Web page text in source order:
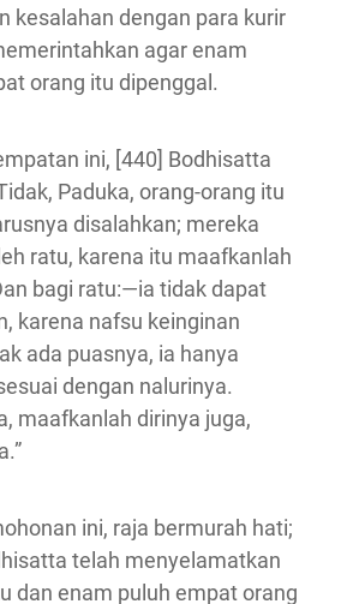
kesalahan dengan para kurir
agar enam
orang itu dipenggal.
ini, [440] Bodhisatta
Paduka, orang-orang itu
disalahkan; mereka
ratu, karena itu maafkanlah
bagi ratu:—ia tidak dapat
karena nafsu keinginan
ada puasnya, ia hanya
dengan nalurinya.
maafkanlah dirinya juga,
ini, raja bermurah hati;
telah menyelamatkan
dan enam puluh empat orang